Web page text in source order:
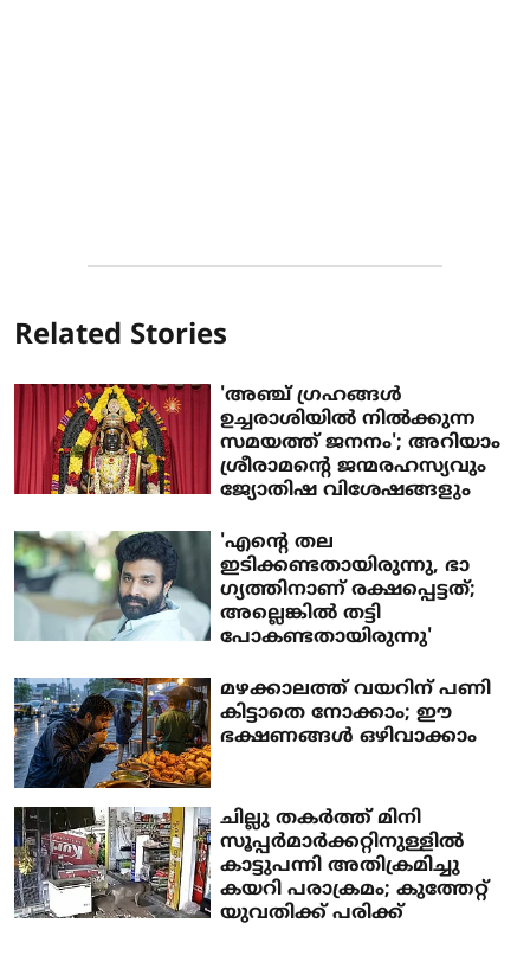
Related Stories
'അഞ്ച് ഗ്രഹങ്ങൾ
ഉച്ചരാശിയിൽ നിൽക്കുന്ന
സമയത്ത് ജനനം'; അറിയാം
ശ്രീരാമന്റെ ജന്മരഹസ്യവും
ജ്യോതിഷ വിശേഷങ്ങളും
'എന്റെ തല
ഇടിക്കണ്ടതായിരുന്നു, ഭാ​
ഗ്യത്തിനാണ് രക്ഷപ്പെട്ടത്;
അല്ലെങ്കിൽ തട്ടി
പോകണ്ടതായിരുന്നു'
മഴക്കാലത്ത് വയറിന് പണി
കിട്ടാതെ നോക്കാം; ഈ
ഭക്ഷണങ്ങൾ ഒഴിവാക്കാം
ചില്ലു തകര്‍ത്ത് മിനി
സൂപ്പര്‍മാര്‍ക്കറ്റിനുള്ളില്‍
കാട്ടുപന്നി അതിക്രമിച്ചു
കയറി പരാക്രമം; കുത്തേറ്റ്
യുവതിക്ക് പരിക്ക്